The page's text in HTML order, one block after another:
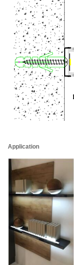
Application